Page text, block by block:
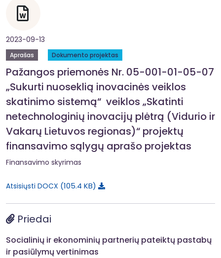
2023-09-13
Aprašas Dokumento projektas
Pažangos priemonės Nr. 05-001-01-05-07
„Sukurti nuoseklią inovacinės veiklos
skatinimo sistemą“ veiklos „Skatinti
netechnologinių inovacijų plėtrą (Vidurio ir
Vakarų Lietuvos regionas)“ projektų
finansavimo sąlygų aprašo projektas
Finansavimo skyrimas
Atsisiųsti DOCX 105.4 KB
Priedai
Socialinių ir ekonominių partnerių pateiktų pastabų
ir pasiūlymų vertinimas